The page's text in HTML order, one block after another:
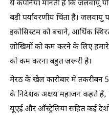
ये कंपनियां मानती हैं कि जलवायु
बड़ी पर्यावरणीय चिंता है। जलवायु
इकोसिस्टम को बचाने, आर्थिक
जोखिमों को कम करने के लिए हमारे
को कम करना बहुत ज़रूरी है।
मेरठ के खेल कारोबार में तकरीबन
के निदेशक अक्षय महाजन कहते हैं,
यूएई और ऑस्ट्रेलिया सहित कई देशों